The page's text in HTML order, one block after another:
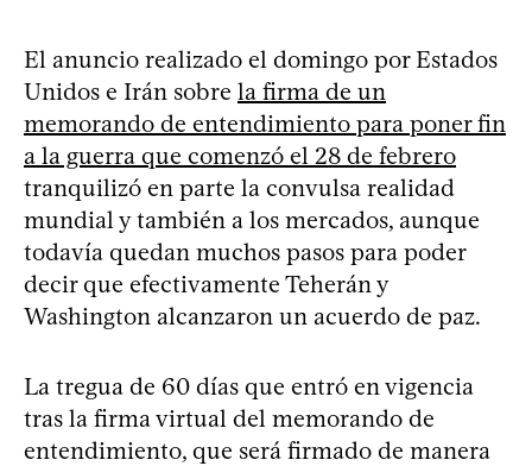
El anuncio realizado el domingo por Estados
Unidos e Irán sobre la firma de un
memorando de entendimiento para poner fin
a la guerra que comenzó el 28 de febrero
tranquilizó en parte la convulsa realidad
mundial y también a los mercados, aunque
todavía quedan muchos pasos para poder
decir que efectivamente Teherán y
Washington alcanzaron un acuerdo de paz.
La tregua de 60 días que entró en vigencia
tras la firma virtual del memorando de
entendimiento, que será firmado de manera